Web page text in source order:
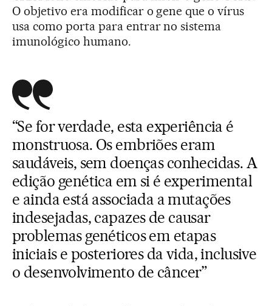
O objetivo era modificar o gene que o vírus
usa como porta para entrar no sistema
imunológico humano.
“Se for verdade, esta experiência é
monstruosa. Os embriões eram
saudáveis, sem doenças conhecidas. A
edição genética em si é experimental
e ainda está associada a mutações
indesejadas, capazes de causar
problemas genéticos em etapas
iniciais e posteriores da vida, inclusive
o desenvolvimento de câncer”